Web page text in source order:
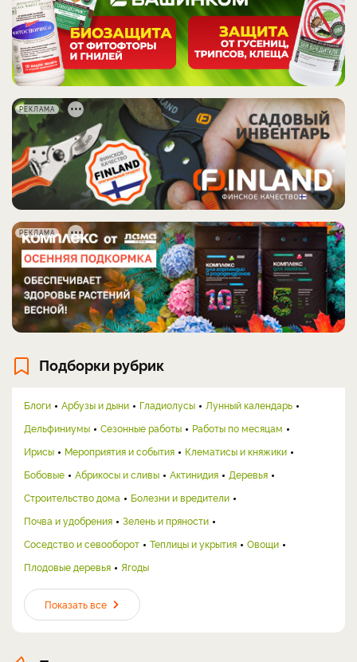
РЕКЛАМА
РЕКЛАМА
Подборки рубрик
Блоги Арбузы и дыни Гладиолусы
Лунный календарь
Дельфиниумы
Сезонные работы
Работы по месяцам
Ирисы
Мероприятия и события
Клематисы и княжики
Бобовые
Абрикосы и сливы Актинидия
Деревья
Строительство дома
Болезни и вредители
Почва и удобрения
Зелень и пряности
Соседство и севооборот
Теплицы и укрытия
Овощи
Плодовые деревья
Ягоды
Показать все